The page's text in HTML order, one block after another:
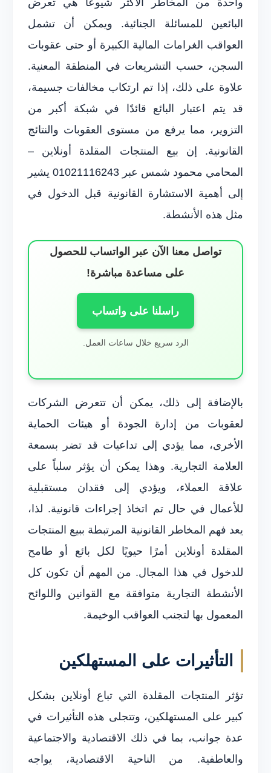
البائعين للمسائلة الجنائية. ويمكن أن تشمل
العواقب الغرامات المالية الكبيرة أو حتى عقوبات
السجن، حسب التشريعات في المنطقة المعنية.
علاوة على ذلك، إذا تم ارتكاب مخالفات جسيمة،
قد يتم اعتبار البائع قائدًا في شبكة أكبر من
التزوير، مما يرفع من مستوى العقوبات والنتائج
القانونية. إن بيع المنتجات المقلدة أونلاين –
المحامي محمود شمس عبر 01021116243 يشير
إلى أهمية الاستشارة القانونية قبل الدخول في
مثل هذه الأنشطة.
تواصل معنا الآن عبر الواتساب للحصول
على مساعدة مباشرة!
راسلنا على واتساب
الرد سريع خلال ساعات العمل.
بالإضافة إلى ذلك، يمكن أن تتعرض الشركات
لعقوبات من إدارة الجودة أو هيئات الحماية
الأخرى، مما يؤدي إلى تداعيات قد تضر بسمعة
العلامة التجارية. وهذا يمكن أن يؤثر سلباً على
علاقة العملاء، ويؤدي إلى فقدان مستقبلية
للأعمال في حال تم اتخاذ إجراءات قانونية. لذا،
يعد فهم المخاطر القانونية المرتبطة ببيع المنتجات
المقلدة أونلاين أمرًا حيويًا لكل بائع أو طامح
للدخول في هذا المجال. من المهم أن تكون كل
الأنشطة التجارية متوافقة مع القوانين واللوائح
المعمول بها لتجنب العواقب الوخيمة.
التأثيرات على المستهلكين
تؤثر المنتجات المقلدة التي تباع أونلاين بشكل
كبير على المستهلكين، وتتجلى هذه التأثيرات في
عدة جوانب، بما في ذلك الاقتصادية والاجتماعية
والعاطفية. من الناحية الاقتصادية، يواجه